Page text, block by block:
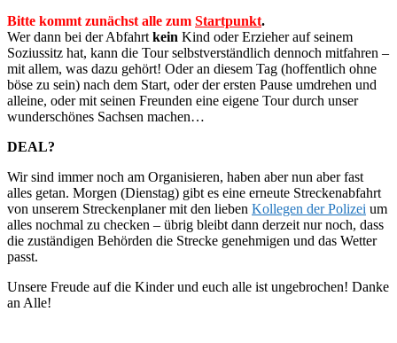
Bitte kommt zunächst alle zum Startpunkt.
Wer dann bei der Abfahrt kein Kind oder Erzieher auf seinem
Soziussitz hat, kann die Tour selbstverständlich dennoch mitfahren –
mit allem, was dazu gehört! Oder an diesem Tag (hoffentlich ohne
böse zu sein) nach dem Start, oder der ersten Pause umdrehen und
alleine, oder mit seinen Freunden eine eigene Tour durch unser
wunderschönes Sachsen machen…
DEAL?
Wir sind immer noch am Organisieren, haben aber nun aber fast
alles getan. Morgen (Dienstag) gibt es eine erneute Streckenabfahrt
von unserem Streckenplaner mit den lieben Kollegen der Polizei um
alles nochmal zu checken – übrig bleibt dann derzeit nur noch, dass
die zuständigen Behörden die Strecke genehmigen und das Wetter
passt.
Unsere Freude auf die Kinder und euch alle ist ungebrochen! Danke
an Alle!